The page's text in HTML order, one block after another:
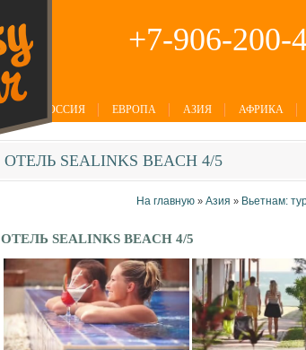
+7-906-200-
РОССИЯ ЕВРОПА АЗИЯ АФРИКА
ОТЕЛЬ SEALINKS BEACH 4/5
На главную » Азия » Вьетнам:
ОТЕЛЬ SEALINKS BEACH 4/5